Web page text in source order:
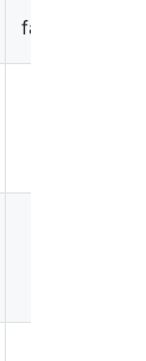
false